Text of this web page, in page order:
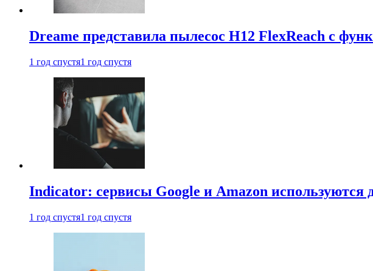
Dreame представила пылесос H12 FlexReach с
1 год спустя1 год спустя
Indicator: сервисы Google и Amazon используются
1 год спустя1 год спустя